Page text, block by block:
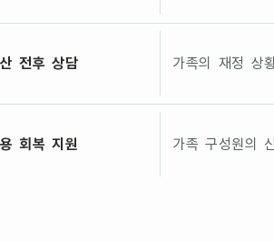
전후 상담 가족의 재정 상
회복 지원 가족 구성원의